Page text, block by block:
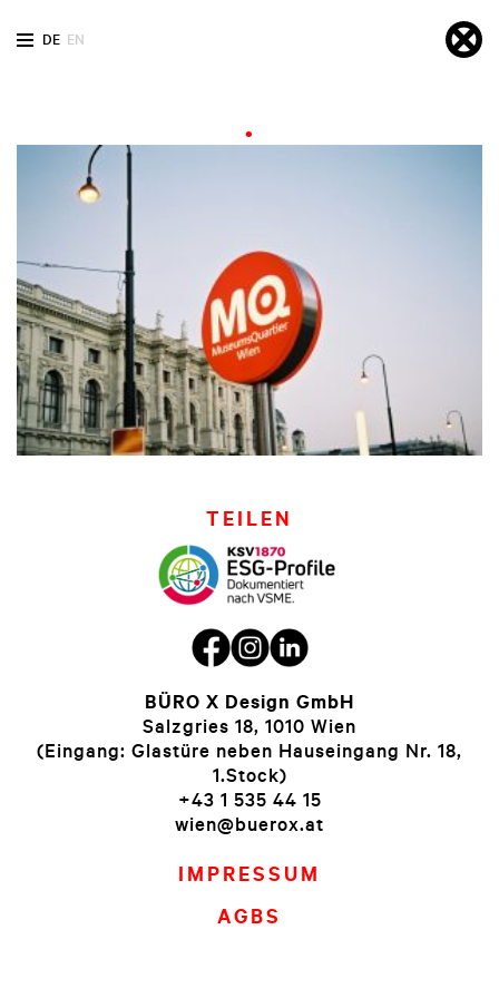
DE EN
TEILEN
BÜRO X Design GmbH
Salzgries 18, 1010 Wien
(Eingang: Glastüre neben Hauseingang Nr. 18,
1.Stock)
+43 1 535 44 15
wien@buerox.at
IMPRESSUM
AGBS